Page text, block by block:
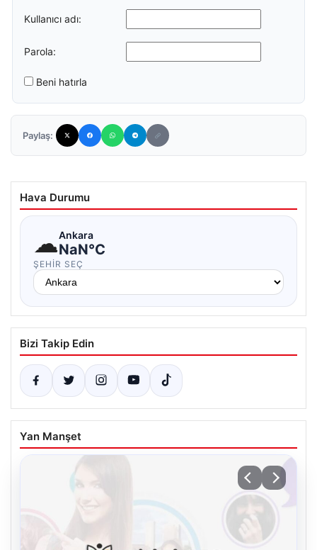
Kullanıcı adı:
Parola:
Beni hatırla
Paylaş:
Hava Durumu
☁Ankara
NaN°C
ŞEHIR SEÇ
Bizi Takip Edin
Yan Manşet